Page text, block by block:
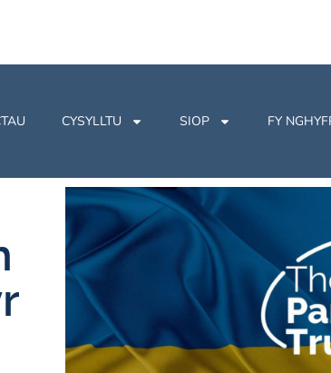
CYSYLLTU SIOP FY